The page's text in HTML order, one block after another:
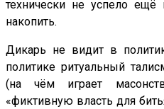
технически не успело ещё
накопить.
Дикарь не видит в
политике ритуальный
(на чём играет
«фиктивную власть для